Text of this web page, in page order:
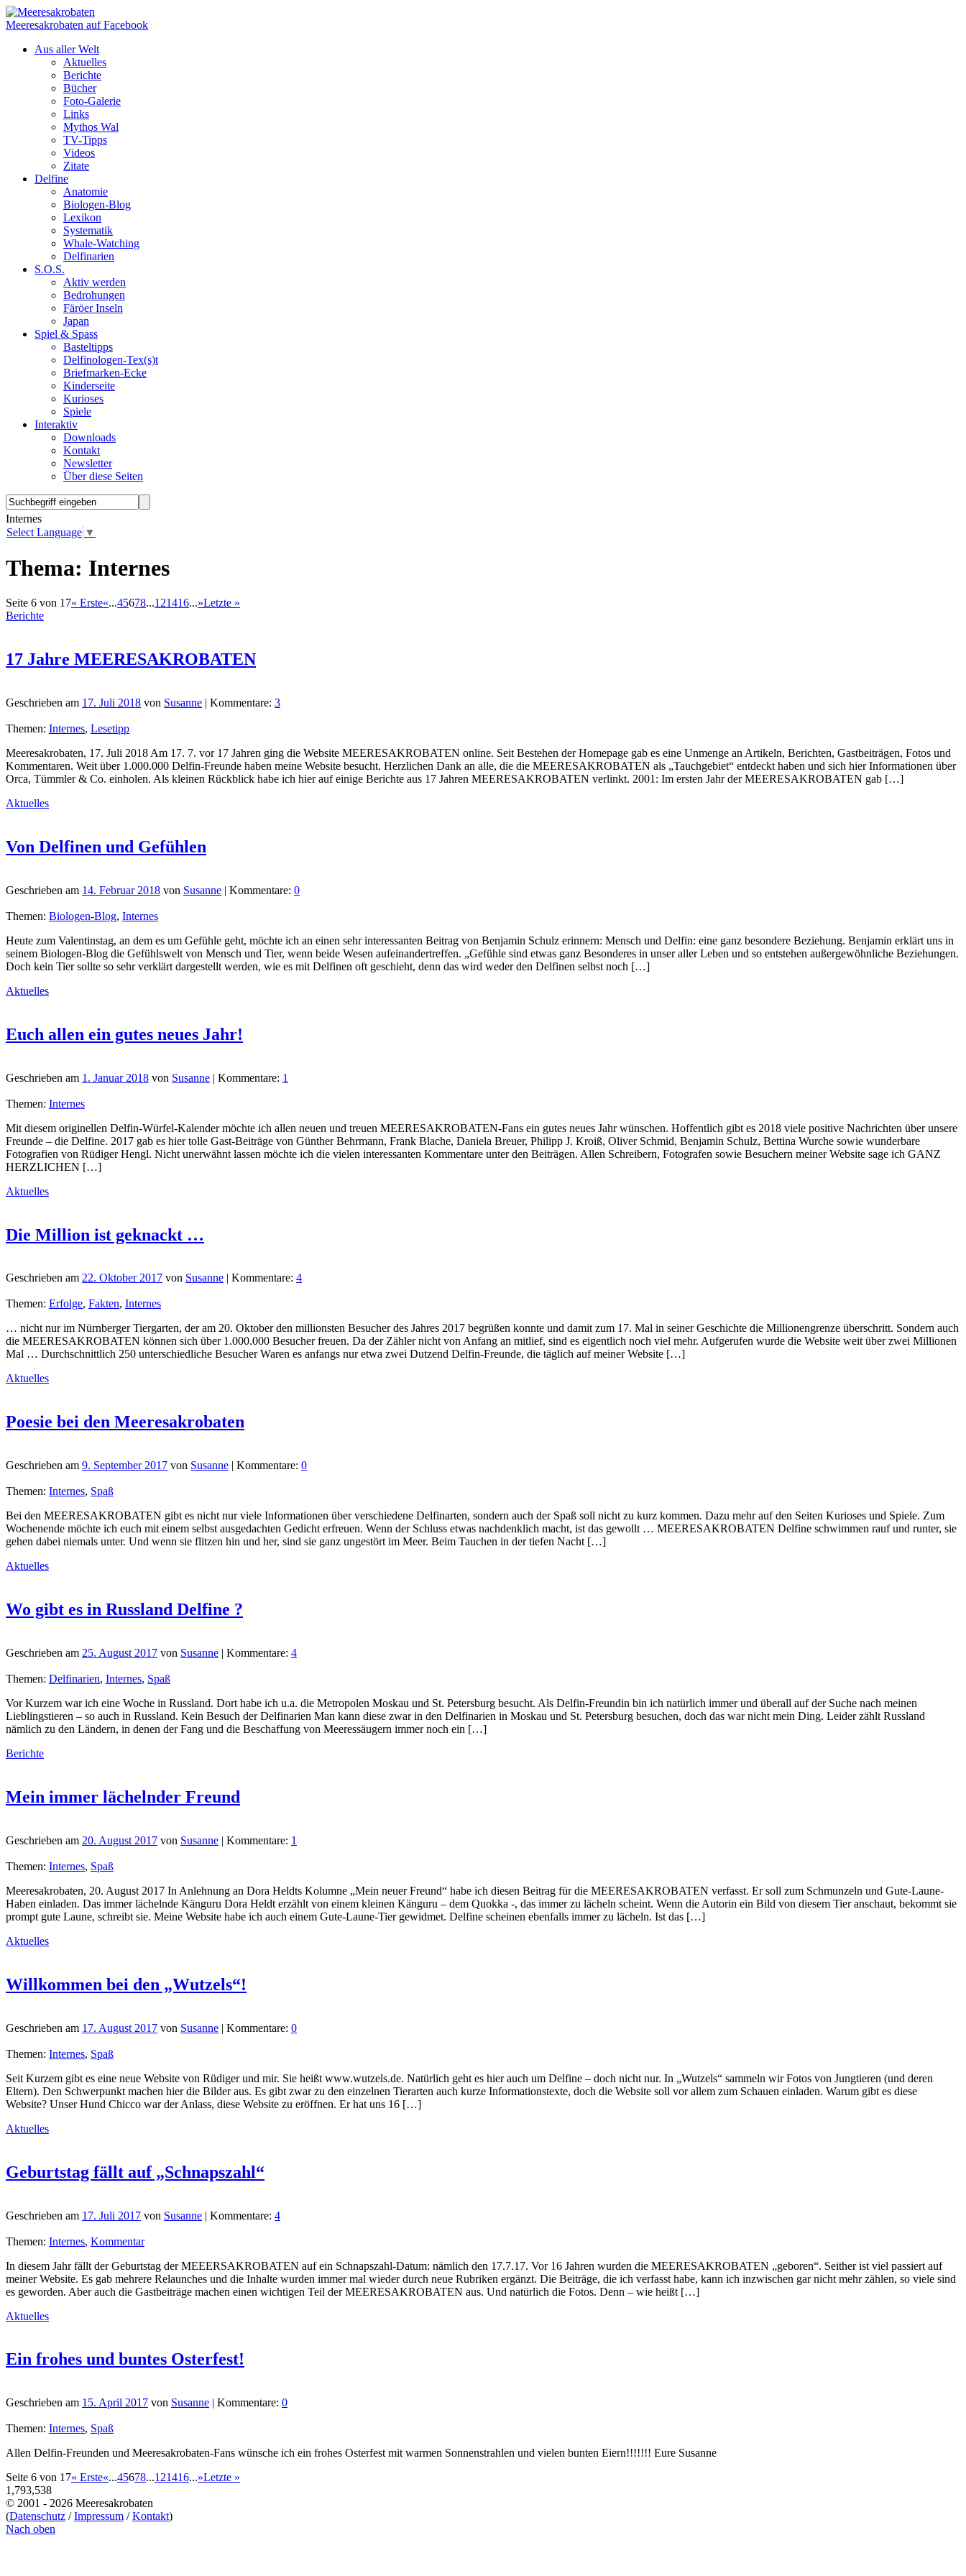
Meeresakrobaten auf Facebook
Aus aller Welt
Aktuelles
Berichte
Bücher
Foto-Galerie
Links
Mythos Wal
TV-Tipps
Videos
Zitate
Delfine
Anatomie
Biologen-Blog
Lexikon
Systematik
Whale-Watching
Delfinarien
S.O.S.
Aktiv werden
Bedrohungen
Färöer Inseln
Japan
Spiel & Spass
Basteltipps
Delfinologen-Tex(s)t
Briefmarken-Ecke
Kinderseite
Kurioses
Spiele
Interaktiv
Downloads
Kontakt
Newsletter
Über diese Seiten
Internes
Select Language ▼
Thema: Internes
Seite 6 von 17« Erste«...45678...121416...»Letzte »
Berichte
17 Jahre MEERESAKROBATEN
Geschrieben am 17. Juli 2018 von Susanne | Kommentare: 3
Themen: Internes, Lesetipp
Meeresakrobaten, 17. Juli 2018 Am 17. 7. vor 17 Jahren ging die Website MEERESAKROBATEN online. Seit Bestehen der Homepage gab es eine Unmenge an Artikeln, Berichten, Gastbeiträgen, Fotos und
Kommentaren. Weit über 1.000.000 Delfin-Freunde haben meine Website besucht. Herzlichen Dank an alle, die die MEERESAKROBATEN als „Tauchgebiet“ entdeckt haben und sich hier Informationen über
Orca, Tümmler & Co. einholen. Als kleinen Rückblick habe ich hier auf einige Berichte aus 17 Jahren MEERESAKROBATEN verlinkt. 2001: Im ersten Jahr der MEERESAKROBATEN gab […]
Aktuelles
Von Delfinen und Gefühlen
Geschrieben am 14. Februar 2018 von Susanne | Kommentare: 0
Themen: Biologen-Blog, Internes
Heute zum Valentinstag, an dem es um Gefühle geht, möchte ich an einen sehr interessanten Beitrag von Benjamin Schulz erinnern: Mensch und Delfin: eine ganz besondere Beziehung. Benjamin erklärt uns in
seinem Biologen-Blog die Gefühlswelt von Mensch und Tier, wenn beide Wesen aufeinandertreffen. „Gefühle sind etwas ganz Besonderes in unser aller Leben und so entstehen außergewöhnliche Beziehungen.
Doch kein Tier sollte so sehr verklärt dargestellt werden, wie es mit Delfinen oft geschieht, denn das wird weder den Delfinen selbst noch […]
Aktuelles
Euch allen ein gutes neues Jahr!
Geschrieben am 1. Januar 2018 von Susanne | Kommentare: 1
Themen: Internes
Mit diesem originellen Delfin-Würfel-Kalender möchte ich allen neuen und treuen MEERESAKROBATEN-Fans ein gutes neues Jahr wünschen. Hoffentlich gibt es 2018 viele positive Nachrichten über unsere
Freunde – die Delfine. 2017 gab es hier tolle Gast-Beiträge von Günther Behrmann, Frank Blache, Daniela Breuer, Philipp J. Kroiß, Oliver Schmid, Benjamin Schulz, Bettina Wurche sowie wunderbare
Fotografien von Rüdiger Hengl. Nicht unerwähnt lassen möchte ich die vielen interessanten Kommentare unter den Beiträgen. Allen Schreibern, Fotografen sowie Besuchern meiner Website sage ich GANZ
HERZLICHEN […]
Aktuelles
Die Million ist geknackt …
Geschrieben am 22. Oktober 2017 von Susanne | Kommentare: 4
Themen: Erfolge, Fakten, Internes
… nicht nur im Nürnberger Tiergarten, der am 20. Oktober den millionsten Besucher des Jahres 2017 begrüßen konnte und damit zum 17. Mal in seiner Geschichte die Millionengrenze überschritt. Sondern auch
die MEERESAKROBATEN können sich über 1.000.000 Besucher freuen. Da der Zähler nicht von Anfang an mitlief, sind es eigentlich noch viel mehr. Aufgerufen wurde die Website weit über zwei Millionen
Mal … Durchschnittlich 250 unterschiedliche Besucher Waren es anfangs nur etwa zwei Dutzend Delfin-Freunde, die täglich auf meiner Website […]
Aktuelles
Poesie bei den Meeresakrobaten
Geschrieben am 9. September 2017 von Susanne | Kommentare: 0
Themen: Internes, Spaß
Bei den MEERESAKROBATEN gibt es nicht nur viele Informationen über verschiedene Delfinarten, sondern auch der Spaß soll nicht zu kurz kommen. Dazu mehr auf den Seiten Kurioses und Spiele. Zum
Wochenende möchte ich euch mit einem selbst ausgedachten Gedicht erfreuen. Wenn der Schluss etwas nachdenklich macht, ist das gewollt … MEERESAKROBATEN Delfine schwimmen rauf und runter, sie
gehen dabei niemals unter. Und wenn sie flitzen hin und her, sind sie ganz ungestört im Meer. Beim Tauchen in der tiefen Nacht […]
Aktuelles
Wo gibt es in Russland Delfine ?
Geschrieben am 25. August 2017 von Susanne | Kommentare: 4
Themen: Delfinarien, Internes, Spaß
Vor Kurzem war ich eine Woche in Russland. Dort habe ich u.a. die Metropolen Moskau und St. Petersburg besucht. Als Delfin-Freundin bin ich natürlich immer und überall auf der Suche nach meinen
Lieblingstieren – so auch in Russland. Kein Besuch der Delfinarien Man kann diese zwar in den Delfinarien in Moskau und St. Petersburg besuchen, doch das war nicht mein Ding. Leider zählt Russland
nämlich zu den Ländern, in denen der Fang und die Beschaffung von Meeressäugern immer noch ein […]
Berichte
Mein immer lächelnder Freund
Geschrieben am 20. August 2017 von Susanne | Kommentare: 1
Themen: Internes, Spaß
Meeresakrobaten, 20. August 2017 In Anlehnung an Dora Heldts Kolumne „Mein neuer Freund“ habe ich diesen Beitrag für die MEERESAKROBATEN verfasst. Er soll zum Schmunzeln und Gute-Laune-
Haben einladen. Das immer lächelnde Känguru Dora Heldt erzählt von einem kleinen Känguru – dem Quokka -, das immer zu lächeln scheint. Wenn die Autorin ein Bild von diesem Tier anschaut, bekommt sie
prompt gute Laune, schreibt sie. Meine Website habe ich auch einem Gute-Laune-Tier gewidmet. Delfine scheinen ebenfalls immer zu lächeln. Ist das […]
Aktuelles
Willkommen bei den „Wutzels“!
Geschrieben am 17. August 2017 von Susanne | Kommentare: 0
Themen: Internes, Spaß
Seit Kurzem gibt es eine neue Website von Rüdiger und mir. Sie heißt www.wutzels.de. Natürlich geht es hier auch um Delfine – doch nicht nur. In „Wutzels“ sammeln wir Fotos von Jungtieren (und deren
Eltern). Den Schwerpunkt machen hier die Bilder aus. Es gibt zwar zu den einzelnen Tierarten auch kurze Informationstexte, doch die Website soll vor allem zum Schauen einladen. Warum gibt es diese
Website? Unser Hund Chicco war der Anlass, diese Website zu eröffnen. Er hat uns 16 […]
Aktuelles
Geburtstag fällt auf „Schnapszahl“
Geschrieben am 17. Juli 2017 von Susanne | Kommentare: 4
Themen: Internes, Kommentar
In diesem Jahr fällt der Geburtstag der MEEERSAKROBATEN auf ein Schnapszahl-Datum: nämlich den 17.7.17. Vor 16 Jahren wurden die MEERESAKROBATEN „geboren“. Seither ist viel passiert auf
meiner Website. Es gab mehrere Relaunches und die Inhalte wurden immer mal wieder durch neue Rubriken ergänzt. Die Beiträge, die ich verfasst habe, kann ich inzwischen gar nicht mehr zählen, so viele sind
es geworden. Aber auch die Gastbeiträge machen einen wichtigen Teil der MEERESAKROBATEN aus. Und natürlich die Fotos. Denn – wie heißt […]
Aktuelles
Ein frohes und buntes Osterfest!
Geschrieben am 15. April 2017 von Susanne | Kommentare: 0
Themen: Internes, Spaß
Allen Delfin-Freunden und Meeresakrobaten-Fans wünsche ich ein frohes Osterfest mit warmen Sonnenstrahlen und vielen bunten Eiern!!!!!!! Eure Susanne
Seite 6 von 17« Erste«...45678...121416...»Letzte »
1,793,538
© 2001 - 2026 Meeresakrobaten
(Datenschutz /Impressum /Kontakt)
Nach oben